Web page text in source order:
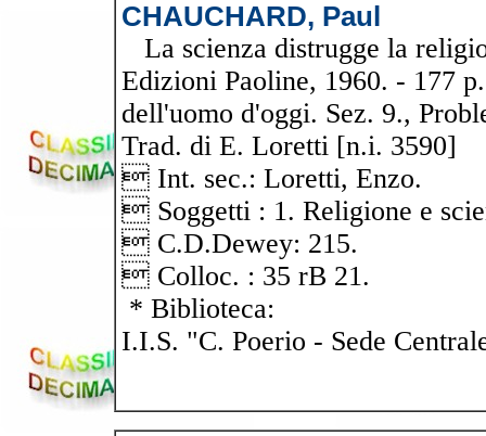
CHAUCHARD, Paul
La scienza distrugge la
Edizioni Paoline, 1960. - 177
dell'uomo d'oggi. Sez. 9.,
Trad. di E. Loretti [n.i. 3590]
 Int. sec.: Loretti, Enzo.
 Soggetti : 1. Religione e
 C.D.Dewey: 215.
 Colloc. : 35 rB 21.
* Biblioteca:
I.I.S. "C. Poerio - Sede